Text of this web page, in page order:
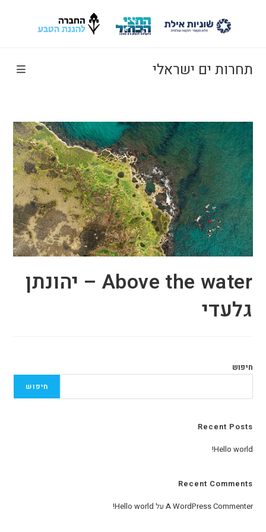
תחרות ים ישראלי
Above the water – יהונתן
גלעדי
חיפוש
חיפוש
Recent Posts
Hello world!
Recent Comments
A WordPress Commenter על Hello world!